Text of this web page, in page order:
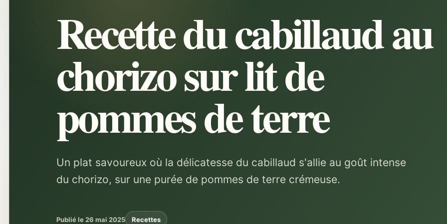
Recette du cabillaud au
chorizo sur lit de
pommes de terre
Un plat savoureux où la délicatesse du cabillaud s'allie au goût intense
du chorizo, sur une purée de pommes de terre crémeuse.
Publié le 26 mai 2025 Recettes